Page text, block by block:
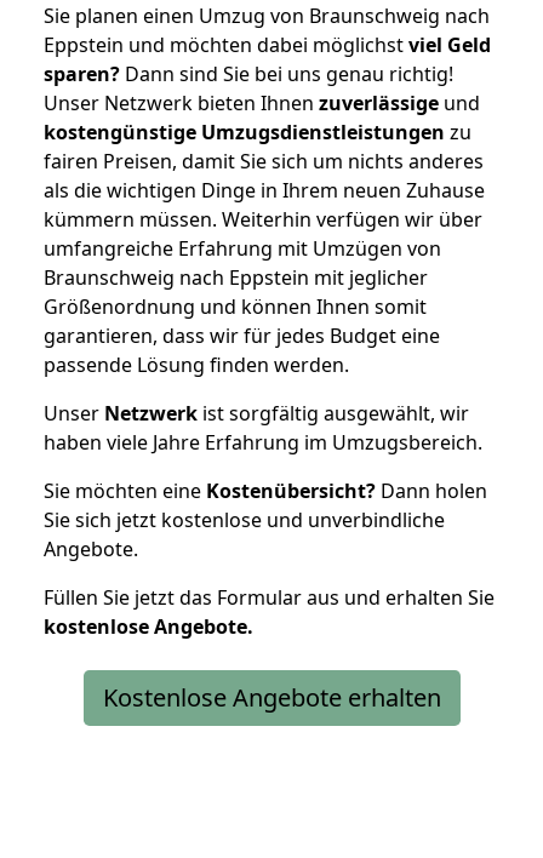
Sie planen einen Umzug von Braunschweig nach
Eppstein und möchten dabei möglichstviel Geld
sparen? Dann sind Sie bei uns genau richtig!
Unser Netzwerk bieten Ihnen zuverlässige und
kostengünstige Umzugsdienstleistungen zu
fairen Preisen, damit Sie sich um nichts anderes
als die wichtigen Dinge in Ihrem neuen Zuhause
kümmern müssen. Weiterhin verfügen wir über
umfangreiche Erfahrung mit Umzügen von
Braunschweig nach Eppstein mit jeglicher
Größenordnung und können Ihnen somit
garantieren, dass wir für jedes Budget eine
passende Lösung finden werden.
Unser Netzwerk ist sorgfältig ausgewählt, wir
haben viele Jahre Erfahrung im Umzugsbereich.
Sie möchten eine Kostenübersicht? Dann holen
Sie sich jetzt kostenlose und unverbindliche
Angebote.
Füllen Sie jetzt das Formular aus und erhalten Sie
kostenloseAngebote.
Kostenlose Angebote erhalten